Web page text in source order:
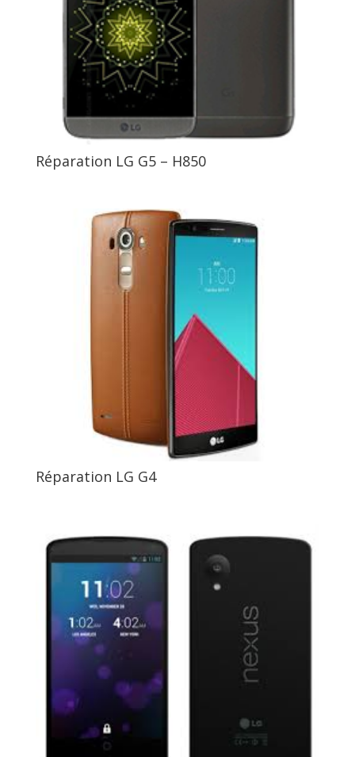
Réparation LG G5 – H850
Réparation LG G4